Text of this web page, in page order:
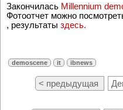
Закончилась Millennium
Фотоотчет можно
, результаты здесь.
demoscene it ibnews
< предыдущая